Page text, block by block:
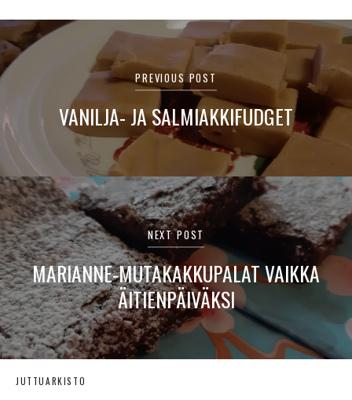
Artikkelien
selaus
PREVIOUS POST
VANILJA- JA SALMIAKKIFUDGET
NEXT POST
MARIANNE-MUTAKAKKUPALAT VAIKKA
ÄITIENPÄIVÄKSI
JUTTUARKISTO